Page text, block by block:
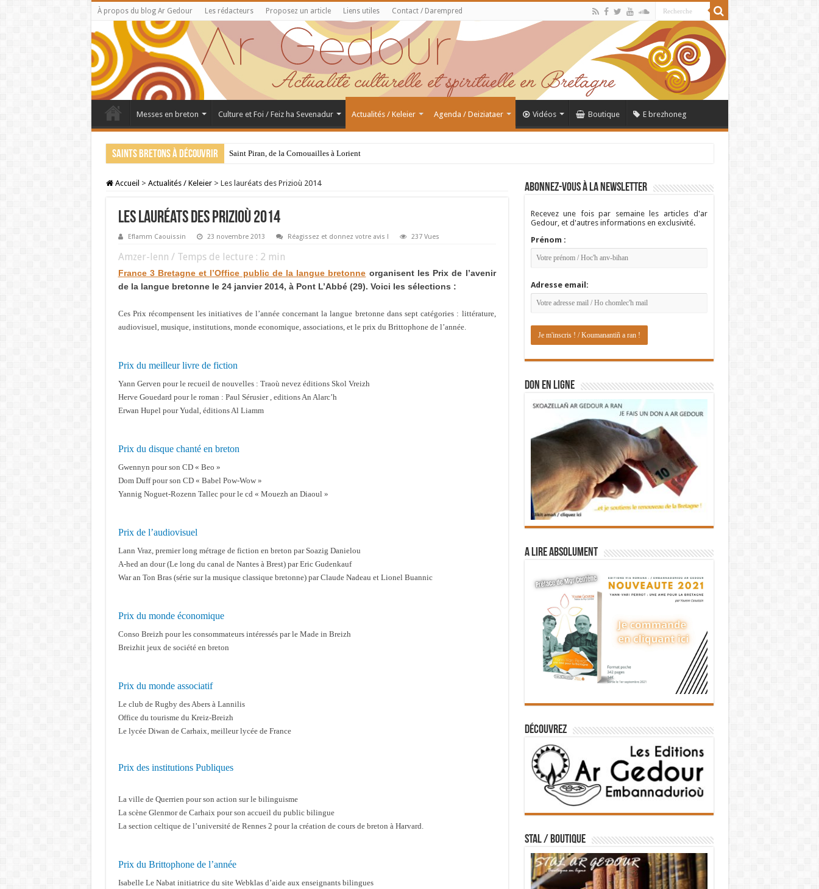
À propos du blog Ar Gedour Les rédacteurs Proposez un article Liens utiles Contact / Darempred
Messes en breton Culture et Foi / Feiz ha Sevenadur Actualités / Keleier Agenda / Deiziataer Vidéos Boutique E brezhoneg
Saints bretons à découvrir Saint Piran, de la Cornouailles à Lorient
Accueil > Actualités / Keleier > Les lauréats des Prizioù 2014
Les lauréats des Prizioù 2014
Eflamm Caouissin 23 novembre 2013 Réagissez et donnez votre avis ! 237 Vues
Amzer-lenn / Temps de lecture : 2 min
France 3 Bretagne et l’Office public de la langue bretonne organisent les Prix de l’avenir
de la langue bretonne le 24 janvier 2014, à Pont L’Abbé (29). Voici les sélections :
Ces Prix récompensent les initiatives de l’année concernant la langue bretonne dans sept catégories : littérature,
audiovisuel, musique, institutions, monde economique, associations, et le prix du Brittophone de l’année.
Prix du meilleur livre de fiction
Yann Gerven pour le recueil de nouvelles : Traoù nevez éditions Skol Vreizh
Herve Gouedard pour le roman : Paul Sérusier , editions An Alarc’h
Erwan Hupel pour Yudal, éditions Al Liamm
Prix du disque chanté en breton
Gwennyn pour son CD « Beo »
Dom Duff pour son CD « Babel Pow-Wow »
Yannig Noguet-Rozenn Tallec pour le cd « Mouezh an Diaoul »
Prix de l’audiovisuel
Lann Vraz, premier long métrage de fiction en breton par Soazig Danielou
A-hed an dour (Le long du canal de Nantes à Brest) par Eric Gudenkauf
War an Ton Bras (série sur la musique classique bretonne) par Claude Nadeau et Lionel Buannic
Prix du monde économique
Conso Breizh pour les consommateurs intéressés par le Made in Breizh
Breizhit jeux de société en breton
Prix du monde associatif
Le club de Rugby des Abers à Lannilis
Office du tourisme du Kreiz-Breizh
Le lycée Diwan de Carhaix, meilleur lycée de France
Prix des institutions Publiques
La ville de Querrien pour son action sur le bilinguisme
La scène Glenmor de Carhaix pour son accueil du public bilingue
La section celtique de l’université de Rennes 2 pour la création de cours de breton à Harvard.
Prix du Brittophone de l’année
Isabelle Le Nabat initiatrice du site Webklas d’aide aux enseignants bilingues
Abonnez-vous à la newsletter
Recevez une fois par semaine les articles d'ar
Gedour, et d'autres informations en exclusivité.
Prénom :
Adresse email:
DON EN LIGNE
A lire absolument
Découvrez
STAL / BOUTIQUE